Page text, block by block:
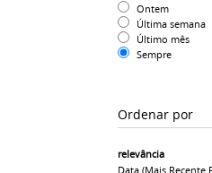
Ontem
Última semana
Último mês
Sempre
Ordenar por
relevância
Data (mais Recente